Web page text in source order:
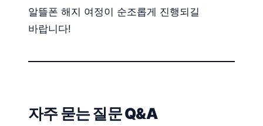
알뜰폰 해지 여정이 순조롭게 진행되길
바랍니다!
자주 묻는 질문 Q&A